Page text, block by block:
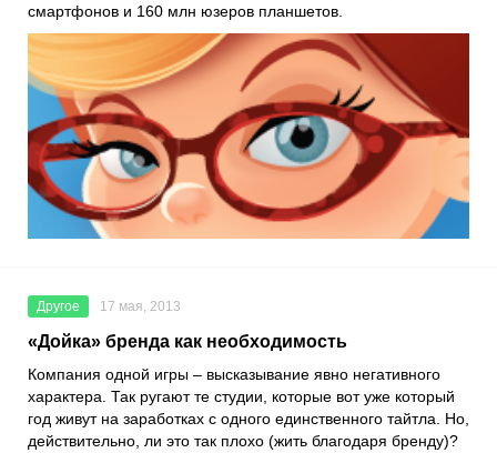
смартфонов и 160 млн юзеров планшетов.
Другое 17 мая, 2013
«Дойка» бренда как необходимость
Компания одной игры – высказывание явно негативного
характера. Так ругают те студии, которые вот уже который
год живут на заработках с одного единственного тайтла. Но,
действительно, ли это так плохо (жить благодаря бренду)?